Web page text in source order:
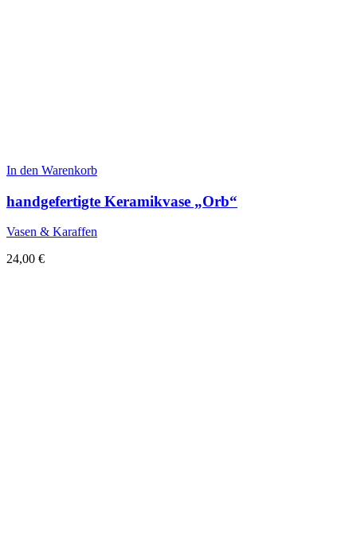
In den Warenkorb
handgefertigte Keramikvase „Orb“
Vasen & Karaffen
24,00 €